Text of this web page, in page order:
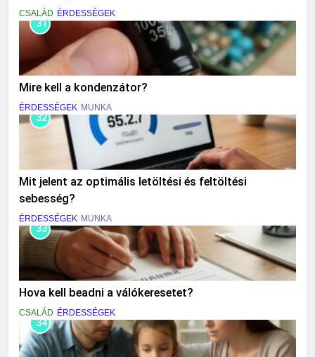
CSALÁD ÉRDESSÉGEK
31
Mire kell a kondenzátor?
ÉRDESSÉGEK MUNKA
32
Mit jelent az optimális letöltési és feltöltési
sebesség?
ÉRDESSÉGEK MUNKA
33
Hova kell beadni a válókeresetet?
CSALÁD ÉRDESSÉGEK
34